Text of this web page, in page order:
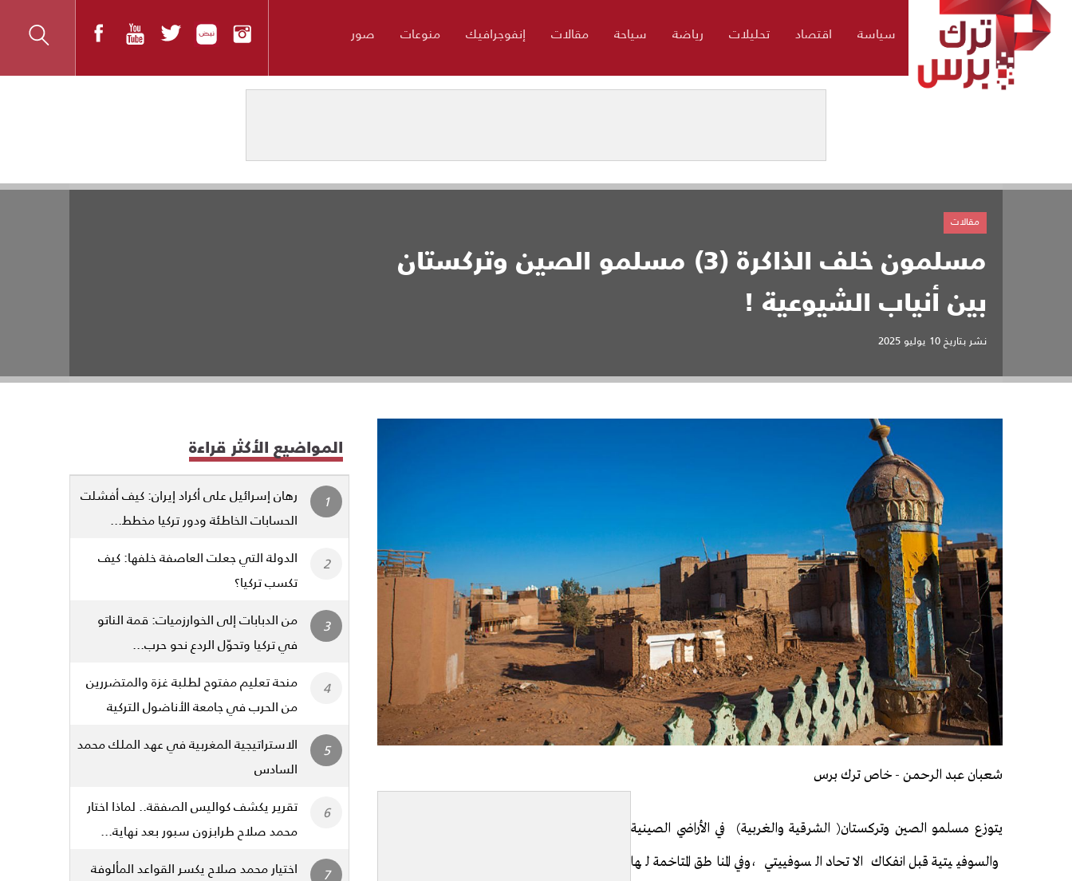
سياسة اقتصاد تحليلات رياضة سياحة مقالات إنفوجرافيك منوعات صور
مسلمون خلف الذاكرة (3) مسلمو الصين وتركستان
بين أنياب الشيوعية !
نشر بتاريخ10 يوليو 2025
مقالات
شعبان عبد الرحمن - خاص ترك برس
يتوزع مسلمو الصين وتركستان( الشرقية والغربية) في الأراضي الصينية
والسوفييتية قبل انفكاك الاتحاد السوفييتي ،وفي المناطق المتاخمة لها
المواضيع الأكثر قراءة
رهان إسرائيل على أكراد إيران: كيف أفشلت
الحسابات الخاطئة ودور تركيا مخطط...
الدولة التي جعلت العاصفة خلفها: كيف
تكسب تركيا؟
من الدبابات إلى الخوارزميات: قمة الناتو
في تركيا وتحوّل الردع نحو حرب...
منحة تعليم مفتوح لطلبة غزة والمتضررين
من الحرب في جامعة الأناضول التركية
الاستراتيجية المغربية في عهد الملك محمد
السادس
تقرير يكشف كواليس الصفقة.. لماذا اختار
محمد صلاح طرابزون سبور بعد نهاية...
اختيار محمد صلاح يكسر القواعد المألوفة